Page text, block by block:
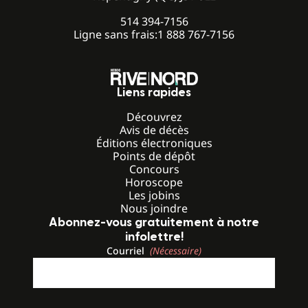
514 394-7156
Ligne sans frais:1 888 767-7156
Liens rapides
Découvrez
Avis de décès
Éditions électroniques
Points de dépôt
Concours
Horoscope
Les jobins
Nous joindre
Abonnez-vous gratuitement à notre
infolettre!
Courriel (Nécessaire)